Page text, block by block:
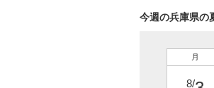
今週の兵庫県の
月
8/